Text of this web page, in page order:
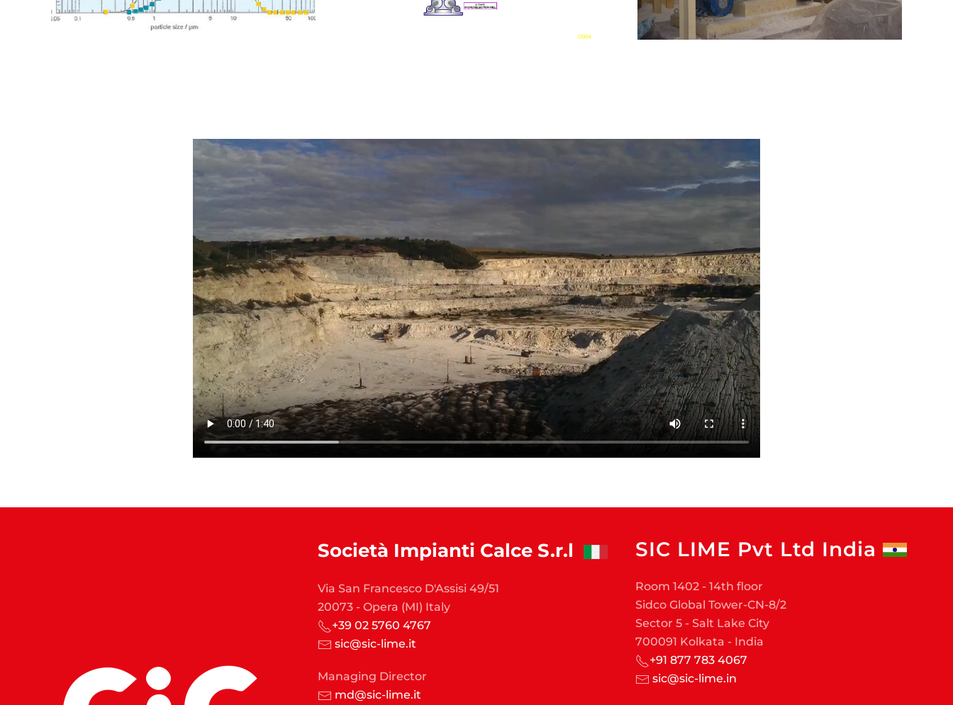
Società Impianti Calce S.r.l
Via San Francesco D'Assisi 49/51
20073 - Opera (MI) Italy
+39 02 5760 4767
sic@sic-lime.it
Managing Director
md@sic-lime.it
SIC LIME Pvt Ltd India
Room 1402 - 14th floor
Sidco Global Tower-CN-8/2
Sector 5 - Salt Lake City
700091 Kolkata - India
+91 877 783 4067
sic@sic-lime.in